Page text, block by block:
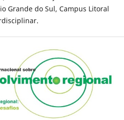
Grande do Sul, Campus Litoral